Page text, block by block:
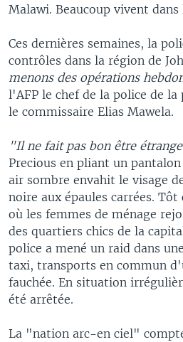
Malawi. Beaucoup vivent
Ces dernières semaines, la
contrôles dans la région de
menons des opérations
l'AFP le chef de la police de la
le commissaire Elias Mawela.
"Il ne fait pas bon être
Precious en pliant un
air sombre envahit le visage
noire aux épaules carrées.
où les femmes de ménage
des quartiers chics de la
police a mené un raid dans
taxi, transports en commun
fauchée. En situation
été arrêtée.
La "nation arc-en ciel"